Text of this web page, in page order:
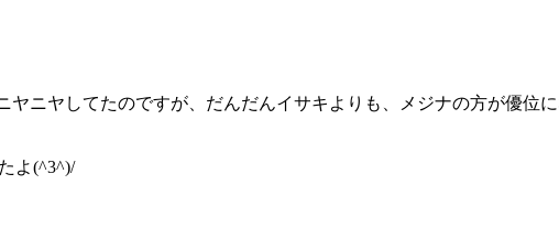
ニヤしてたのですが、だんだんイサキよりも、メジナの方が優位
よ(^3^)/